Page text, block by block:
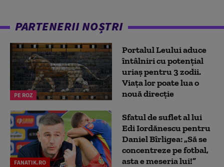
PARTENERII NOȘTRI
PE ROZ
Portalul Leului aduce
întâlniri cu potențial
uriaș pentru 3 zodii.
Viața lor poate lua o
nouă direcție
FANATIK.RO
Sfatul de suflet al lui
Edi Iordănescu pentru
Daniel Bîrligea: „Să se
concentreze pe fotbal,
asta e meseria lui!”